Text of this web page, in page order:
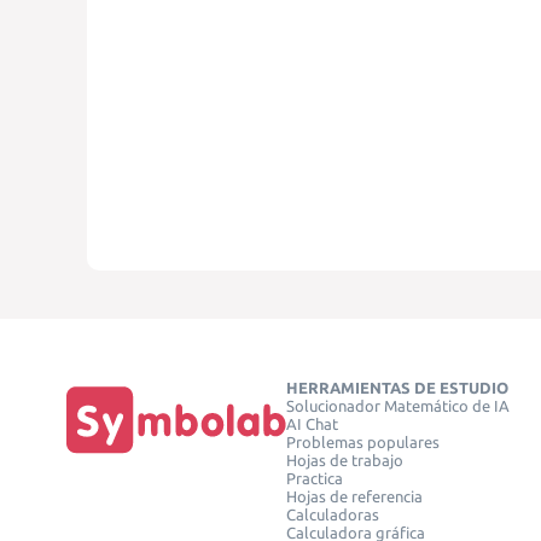
HERRAMIENTAS DE ESTUDIO
Solucionador Matemático de IA
AI Chat
Problemas populares
Hojas de trabajo
Practica
Hojas de referencia
Calculadoras
Calculadora gráfica